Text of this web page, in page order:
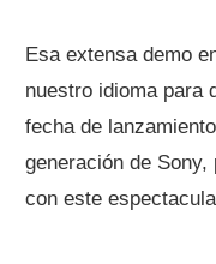
Esa extensa demo
nuestro idioma para
fecha de
generación de
con este